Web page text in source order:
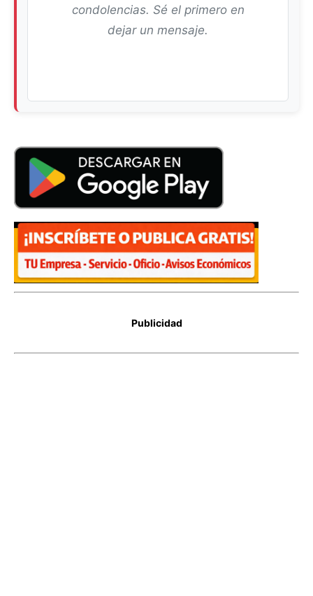
condolencias. Sé el primero en
dejar un mensaje.
Publicidad